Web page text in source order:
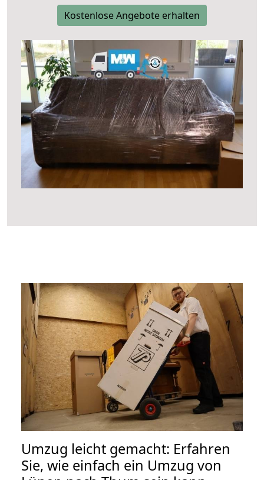
Kostenlose Angebote erhalten
Umzug leicht gemacht: Erfahren
Sie, wie einfach ein Umzug von